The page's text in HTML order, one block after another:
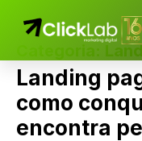
Categoria:
Landing
como
encontra